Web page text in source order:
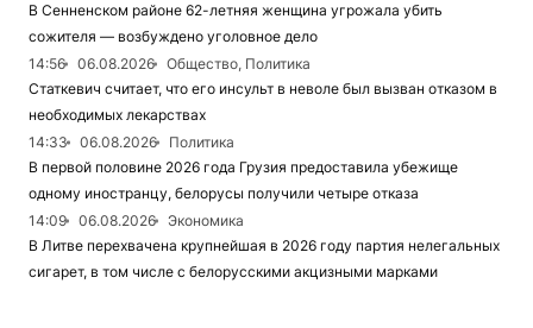
В Сенненском районе 62-летняя женщина угрожала убить
сожителя — возбуждено уголовное дело
14:56
06.08.2026
Общество, Политика
Статкевич считает, что его инсульт в неволе был вызван отказом в
необходимых лекарствах
14:33
06.08.2026
Политика
В первой половине 2026 года Грузия предоставила убежище
одному иностранцу, белорусы получили четыре отказа
14:09
06.08.2026
Экономика
В Литве перехвачена крупнейшая в 2026 году партия нелегальных
сигарет, в том числе с белорусскими акцизными марками